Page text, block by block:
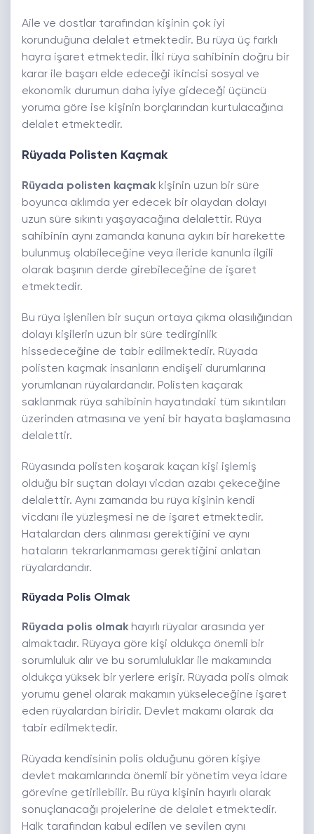
Aile ve dostlar tarafından kişinin çok iyi
korunduğuna delalet etmektedir. Bu rüya üç farklı
hayra işaret etmektedir. İlki rüya sahibinin doğru bir
karar ile başarı elde edeceği ikincisi sosyal ve
ekonomik durumun daha iyiye gideceği üçüncü
yoruma göre ise kişinin borçlarından kurtulacağına
delalet etmektedir.
Rüyada Polisten Kaçmak
Rüyada polisten kaçmak kişinin uzun bir süre
boyunca aklımda yer edecek bir olaydan dolayı
uzun süre sıkıntı yaşayacağına delalettir. Rüya
sahibinin aynı zamanda kanuna aykırı bir harekette
bulunmuş olabileceğine veya ileride kanunla ilgili
olarak başının derde girebileceğine de işaret
etmektedir.
Bu rüya işlenilen bir suçun ortaya çıkma olasılığından
dolayı kişilerin uzun bir süre tedirginlik
hissedeceğine de tabir edilmektedir. Rüyada
polisten kaçmak insanların endişeli durumlarına
yorumlanan rüyalardandır. Polisten kaçarak
saklanmak rüya sahibinin hayatındaki tüm sıkıntıları
üzerinden atmasına ve yeni bir hayata başlamasına
delalettir.
Rüyasında polisten koşarak kaçan kişi işlemiş
olduğu bir suçtan dolayı vicdan azabı çekeceğine
delalettir. Aynı zamanda bu rüya kişinin kendi
vicdanı ile yüzleşmesi ne de işaret etmektedir.
Hatalardan ders alınması gerektiğini ve aynı
hataların tekrarlanmaması gerektiğini anlatan
rüyalardandır.
Rüyada Polis Olmak
Rüyada polis olmak hayırlı rüyalar arasında yer
almaktadır. Rüyaya göre kişi oldukça önemli bir
sorumluluk alır ve bu sorumluluklar ile makamında
oldukça yüksek bir yerlere erişir. Rüyada polis olmak
yorumu genel olarak makamın yükseleceğine işaret
eden rüyalardan biridir. Devlet makamı olarak da
tabir edilmektedir.
Rüyada kendisinin polis olduğunu gören kişiye
devlet makamlarında önemli bir yönetim veya idare
görevine getirilebilir. Bu rüya kişinin hayırlı olarak
sonuçlanacağı projelerine de delalet etmektedir.
Halk tarafından kabul edilen ve sevilen aynı